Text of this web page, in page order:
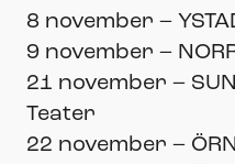
8 november –
9 november –
21 november –
Teater
22 november –